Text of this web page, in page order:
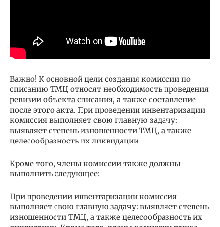
Важно! К основной цели создания комиссии по
списанию ТМЦ относят необходимость проведения
ревизии объекта списания, а также составление
после этого акта. При проведении инвентаризации
комиссия выполняет свою главную задачу:
выявляет степень изношенности ТМЦ, а также
целесообразность их ликвидации
Кроме того, члены комиссии также должны
выполнить следующее:
При проведении инвентаризации комиссия
выполняет свою главную задачу: выявляет степень
изношенности ТМЦ, а также целесообразность их